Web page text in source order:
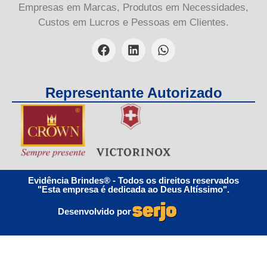
Empresas em Marcas, Produtos em Necessidades,
Custos em Lucros e Pessoas em Clientes.
Representante Autorizado
Evidência Brindes® - Todos os direitos reservados
"Esta empresa é dedicada ao Deus Altíssimo".
Desenvolvido por